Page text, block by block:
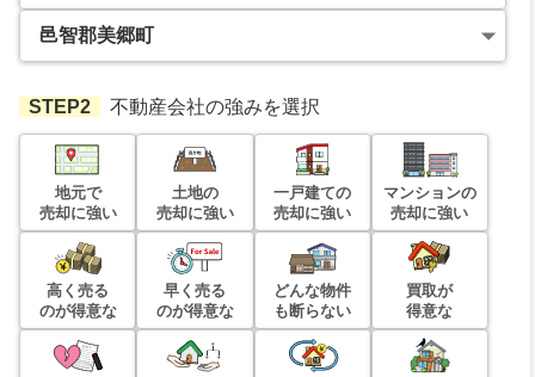
STEP2 不動産会社の強みを選択
地元で
売却に強い
土地の
売却に強い
一戸建ての
売却に強い
マンションの
売却に強い
高く売る
のが得意な
早く売る
のが得意な
どんな物件
も断らない
買取が
得意な